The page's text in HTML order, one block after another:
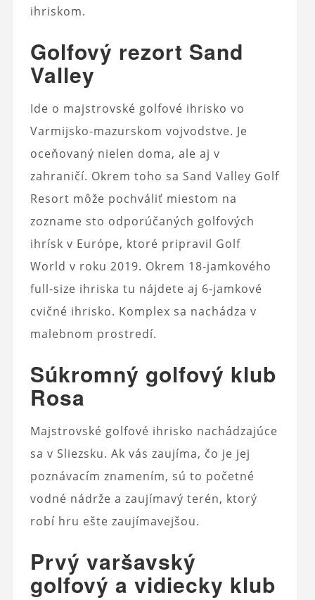
ihriskom.
Golfový rezort Sand
Valley
Ide o majstrovské golfové ihrisko vo
Varmijsko-mazurskom vojvodstve. Je
oceňovaný nielen doma, ale aj v
zahraničí. Okrem toho sa Sand Valley Golf
Resort môže pochváliť miestom na
zozname sto odporúčaných golfových
ihrísk v Európe, ktoré pripravil Golf
World v roku 2019. Okrem 18-jamkového
full-size ihriska tu nájdete aj 6-jamkové
cvičné ihrisko. Komplex sa nachádza v
malebnom prostredí.
Súkromný golfový klub
Rosa
Majstrovské golfové ihrisko nachádzajúce
sa v Sliezsku. Ak vás zaujíma, čo je jej
poznávacím znamením, sú to početné
vodné nádrže a zaujímavý terén, ktorý
robí hru ešte zaujímavejšou.
Prvý varšavský
golfový a vidiecky klub